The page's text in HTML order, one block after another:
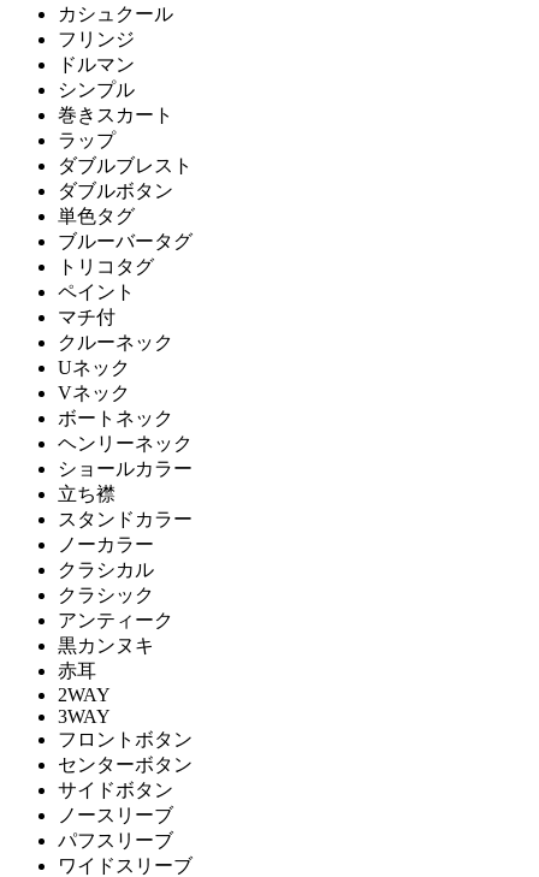
カシュクール
フリンジ
ドルマン
シンプル
巻きスカート
ラップ
ダブルブレスト
ダブルボタン
単色タグ
ブルーバータグ
トリコタグ
ペイント
マチ付
クルーネック
Uネック
Vネック
ボートネック
ヘンリーネック
ショールカラー
立ち襟
スタンドカラー
ノーカラー
クラシカル
クラシック
アンティーク
黒カンヌキ
赤耳
2WAY
3WAY
フロントボタン
センターボタン
サイドボタン
ノースリーブ
パフスリーブ
ワイドスリーブ